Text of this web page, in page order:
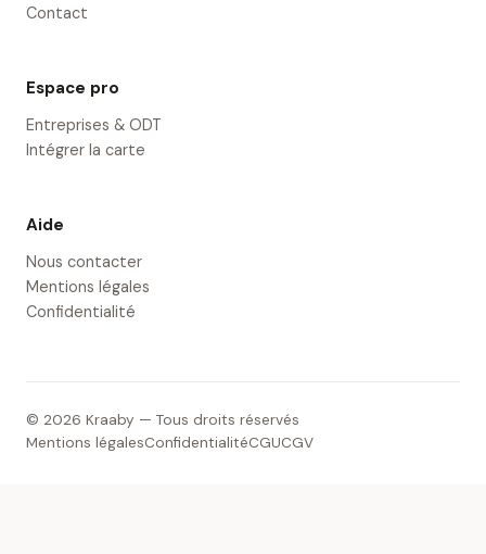
Contact
Espace pro
Entreprises & ODT
Intégrer la carte
Aide
Nous contacter
Mentions légales
Confidentialité
© 2026 Kraaby — Tous droits réservés
Mentions légalesConfidentialitéCGUCGV